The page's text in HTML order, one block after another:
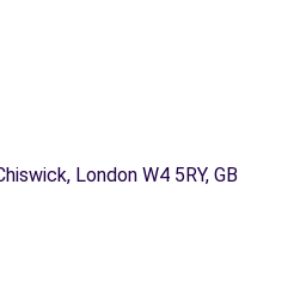
London W4 5RY, GB